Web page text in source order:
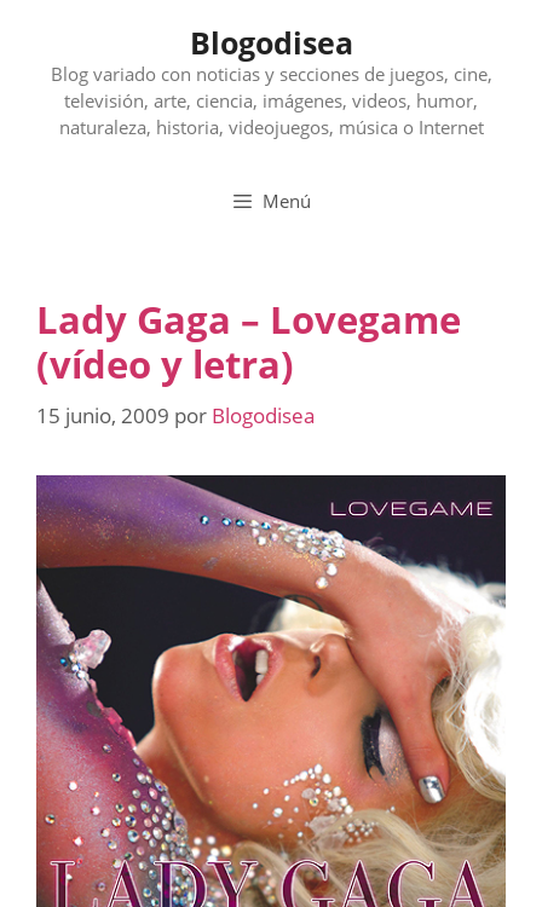
contenido
Blogodisea
Blog variado con noticias y secciones de juegos, cine,
televisión, arte, ciencia, imágenes, videos, humor,
naturaleza, historia, videojuegos, música o Internet
Menú
Lady Gaga – Lovegame
(vídeo y letra)
15 junio, 2009 por Blogodisea